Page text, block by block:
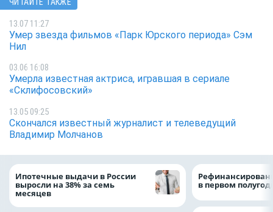
ЧИТАЙТЕ ТАКЖЕ
13.07 11:27
Умер звезда фильмов «Парк Юрского периода» Сэм
Нил
03.06 16:08
Умерла известная актриса, игравшая в сериале
«Склифосовский»
13.05 09:25
Скончался известный журналист и телеведущий
Владимир Молчанов
Ипотечные выдачи в России
выросли на 38% за семь
месяцев
в первом